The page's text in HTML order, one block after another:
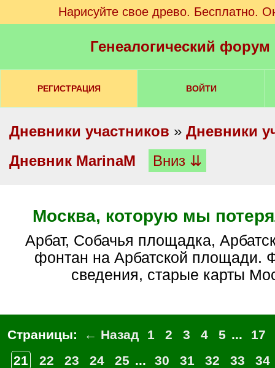
Нарисуйте свое древо. Бесплатно.
Генеалогический
РЕГИСТРАЦИЯ ВОЙТИ
Дневники участников » Дневники
Дневник MarinaM
Вниз ⇊
Москва, которую мы
Арбат, Собачья площадка, Арбатская площадь,
фонтан на Арбатской площади.
сведения, старые карты
Страницы: ← Назад 1 2 3 4 5 ...
17
21
22 23 24 25 ... 30 31 32 33 34